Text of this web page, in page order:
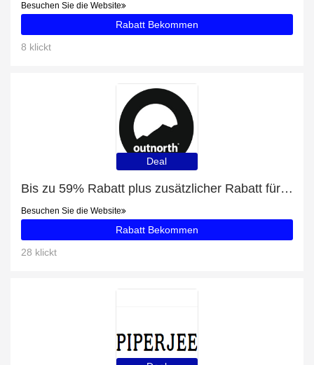
Besuchen Sie die Website
Rabatt Bekommen
8 klickt
Deal
Bis zu 59% Rabatt plus zusätzlicher Rabatt für Leya Women's Parka 2 Deep Green
Besuchen Sie die Website
Rabatt Bekommen
28 klickt